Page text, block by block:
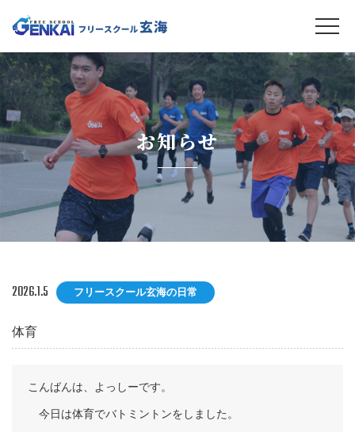
お知らせ
2026.1.5 フリースクール玄海の日常
体育
こんばんは、よっしーです。
今日は体育でバトミントンをしました。